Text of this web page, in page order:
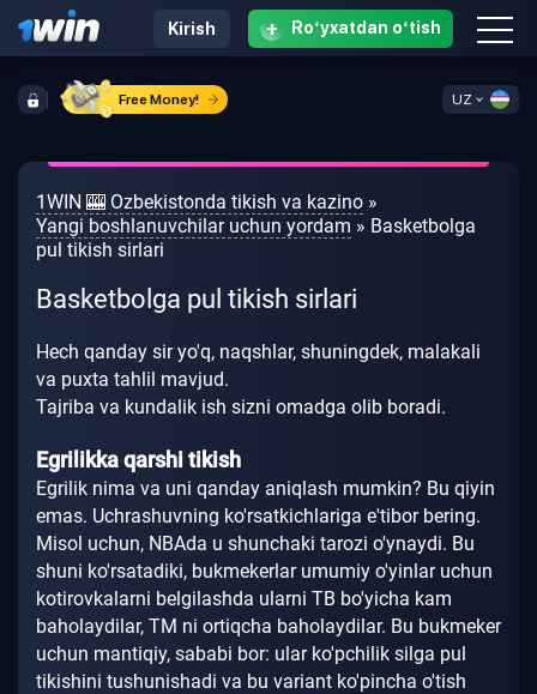
Free Money! UZ
Kirish + Roʻyxatdan oʻtish
1WIN 🎰 Ozbekistonda tikish va kazino »
Yangi boshlanuvchilar uchun yordam » Basketbolga
pul tikish sirlari
Basketbolga pul tikish sirlari
Hech qanday sir yo'q, naqshlar, shuningdek, malakali
va puxta tahlil mavjud.
Tajriba va kundalik ish sizni omadga olib boradi.
Egrilikka qarshi tikish
Egrilik nima va uni qanday aniqlash mumkin? Bu qiyin
emas. Uchrashuvning ko'rsatkichlariga e'tibor bering.
Misol uchun, NBAda u shunchaki tarozi o'ynaydi. Bu
shuni ko'rsatadiki, bukmekerlar umumiy o'yinlar uchun
kotirovkalarni belgilashda ularni TB bo'yicha kam
baholaydilar, TM ni ortiqcha baholaydilar. Bu bukmeker
uchun mantiqiy, sababi bor: ular ko'pchilik silga pul
tikishini tushunishadi va bu variant ko'pincha o'tish